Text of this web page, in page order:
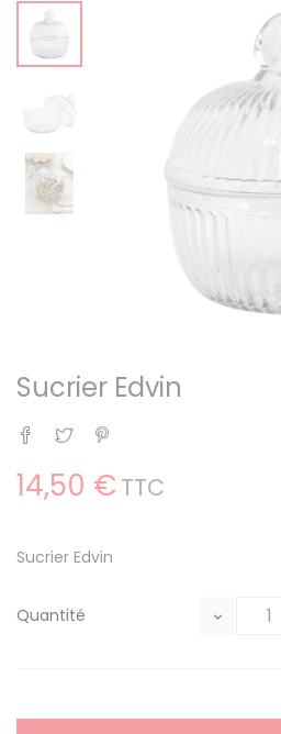
Sucrier Edvin
Partager
Tweet
14,50 € TTC
Sucrier Edvin
Quantité